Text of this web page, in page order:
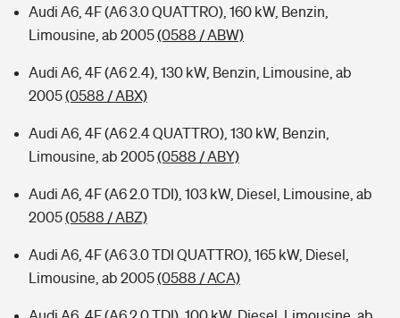
Audi A6, 4F (A6 3.0 QUATTRO), 160 kW, Benzin,
Limousine, ab 2005(0588 / ABW)
Audi A6, 4F (A6 2.4), 130 kW, Benzin, Limousine, ab
2005(0588 / ABX)
Audi A6, 4F (A6 2.4 QUATTRO), 130 kW, Benzin,
Limousine, ab 2005(0588 / ABY)
Audi A6, 4F (A6 2.0 TDI), 103 kW, Diesel, Limousine, ab
2005(0588 / ABZ)
Audi A6, 4F (A6 3.0 TDI QUATTRO), 165 kW, Diesel,
Limousine, ab 2005(0588 / ACA)